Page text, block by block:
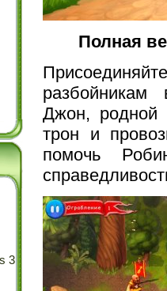
3
Полная
Джон, родной
трон и
помочь